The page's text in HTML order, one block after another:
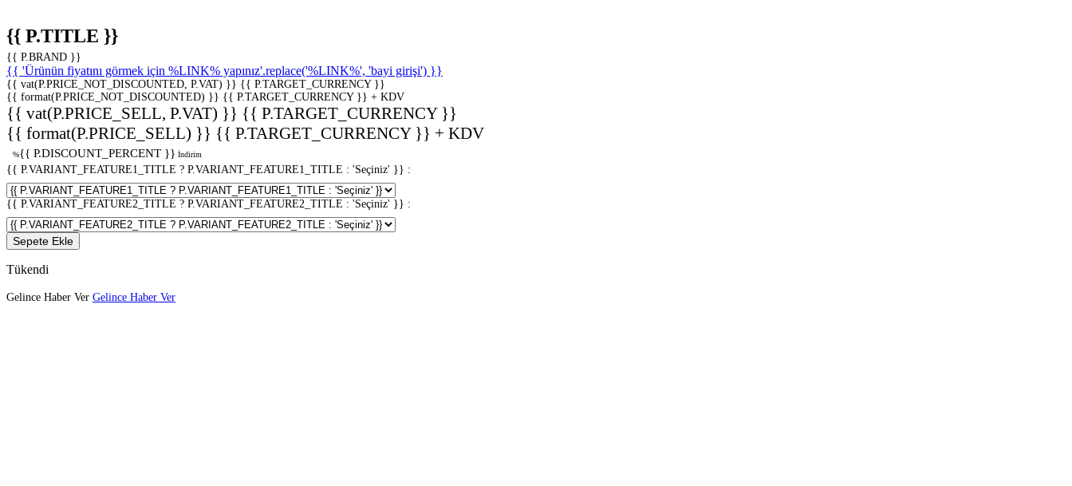
{{ P.TITLE }}
{{ P.BRAND }}
{{ 'Ürünün fiyatını görmek için %LINK% yapınız'.replace('%LINK%', 'bayi girişi') }}
{{ vat(P.PRICE_NOT_DISCOUNTED, P.VAT) }} {{ P.TARGET_CURRENCY }}
{{ format(P.PRICE_NOT_DISCOUNTED) }} {{ P.TARGET_CURRENCY }} + KDV
{{ vat(P.PRICE_SELL, P.VAT) }} {{ P.TARGET_CURRENCY }}
{{ format(P.PRICE_SELL) }} {{ P.TARGET_CURRENCY }} + KDV
%{{ P.DISCOUNT_PERCENT }} İndirim
{{ P.VARIANT_FEATURE1_TITLE ? P.VARIANT_FEATURE1_TITLE : 'Seçiniz' }} :
{{ P.VARIANT_FEATURE2_TITLE ? P.VARIANT_FEATURE2_TITLE : 'Seçiniz' }} :
Sepete Ekle
Tükendi
Gelince Haber Ver Gelince Haber Ver